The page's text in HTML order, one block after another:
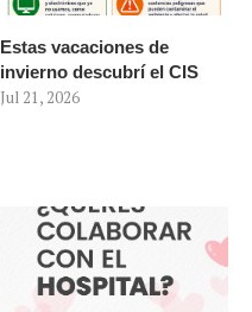
Estas vacaciones de
invierno descubrí el CIS
Jul 21, 2026